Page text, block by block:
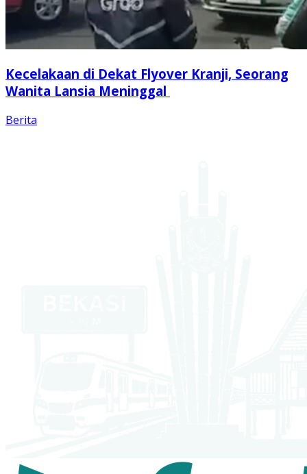
Kecelakaan di Dekat Flyover Kranji, Seorang
Wanita Lansia Meninggal
Berita